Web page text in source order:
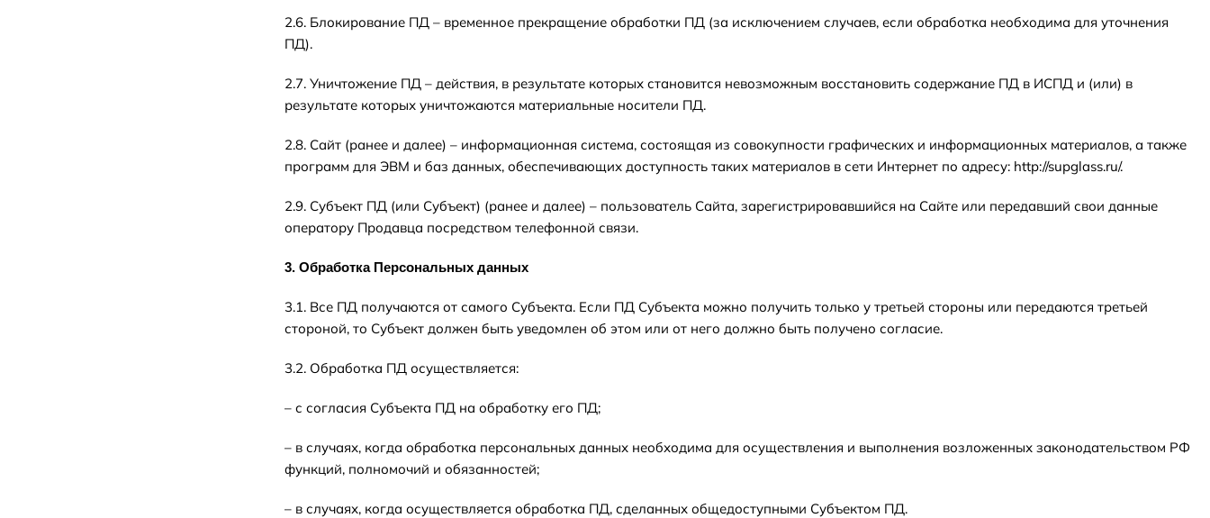
2.6. Блокирование ПД – временное прекращение обработки ПД (за исключением случаев, если обработка необходима для уточнения
ПД).
2.7. Уничтожение ПД – действия, в результате которых становится невозможным восстановить содержание ПД в ИСПД и (или) в
результате которых уничтожаются материальные носители ПД.
2.8. Сайт (ранее и далее) – информационная система, состоящая из совокупности графических и информационных материалов, а также
программ для ЭВМ и баз данных, обеспечивающих доступность таких материалов в сети Интернет по адресу: http://supglass.ru/.
2.9. Субъект ПД (или Субъект) (ранее и далее) – пользователь Сайта, зарегистрировавшийся на Сайте или передавший свои данные
оператору Продавца посредством телефонной связи.
3. Обработка Персональных данных
3.1. Все ПД получаются от самого Субъекта. Если ПД Субъекта можно получить только у третьей стороны или передаются третьей
стороной, то Субъект должен быть уведомлен об этом или от него должно быть получено согласие.
3.2. Обработка ПД осуществляется:
– с согласия Субъекта ПД на обработку его ПД;
– в случаях, когда обработка персональных данных необходима для осуществления и выполнения возложенных законодательством РФ
функций, полномочий и обязанностей;
– в случаях, когда осуществляется обработка ПД, сделанных общедоступными Субъектом ПД.